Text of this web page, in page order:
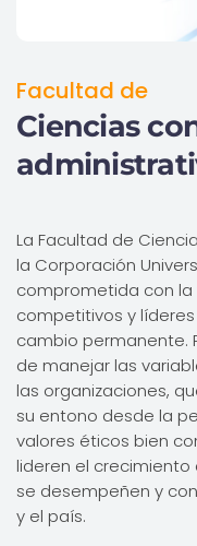
Facultad de
Ciencias
La Facultad de
la Corporación
comprometida con la
competitivos y
cambio permanente.
de manejar las
las organizaciones,
su entono desde la
valores éticos bien
lideren el
se desempeñen y
y el país.